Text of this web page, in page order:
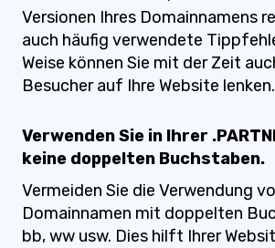
Versionen Ihres Domainnamens
auch häufig verwendete
Weise können Sie mit der Zeit
Besucher auf Ihre Website lenken.
Verwenden Sie in Ihrer
keine doppelten Buchstaben.
Vermeiden Sie die Verwendung
Domainnamen mit doppelten
bb, ww usw. Dies hilft Ihrer